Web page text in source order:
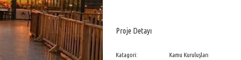
Proje Detayı
Katagori: Kamu Kuruluşları